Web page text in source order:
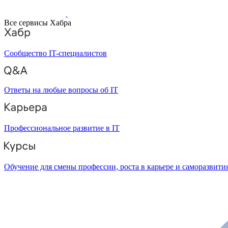
Все сервисы Хабра
Сообщество IT-специалистов
Ответы на любые вопросы об IT
Профессиональное развитие в IT
Обучение для смены профессии, роста в карьере и